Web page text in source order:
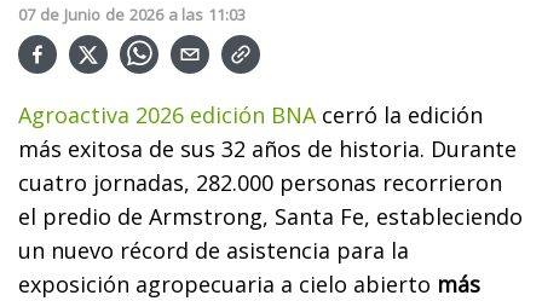
07 de Junio de 2026 a las 11:03
Agroactiva 2026 edición BNA cerró la edición
más exitosa de sus 32 años de historia. Durante
cuatro jornadas, 282.000 personas recorrieron
el predio de Armstrong, Santa Fe, estableciendo
un nuevo récord de asistencia para la
exposición agropecuaria a cielo abierto más